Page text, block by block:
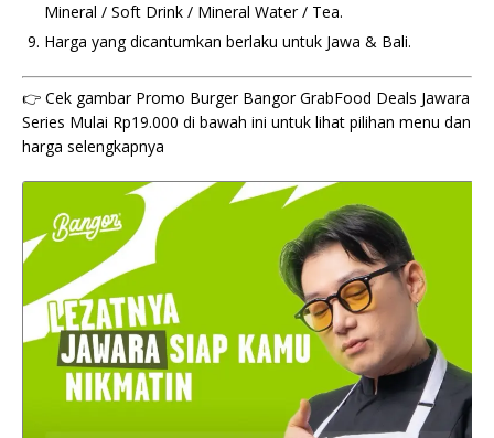
Mineral / Soft Drink / Mineral Water / Tea.
Harga yang dicantumkan berlaku untuk Jawa & Bali.
👉 Cek gambar Promo Burger Bangor GrabFood Deals Jawara
Series Mulai Rp19.000 di bawah ini untuk lihat pilihan menu dan
harga selengkapnya